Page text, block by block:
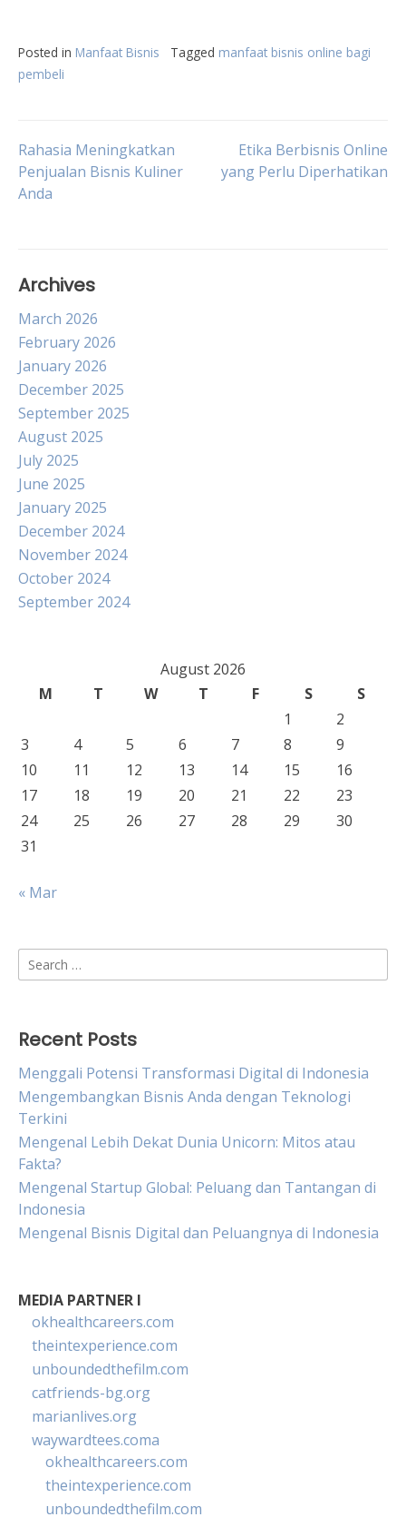
Posted in Manfaat Bisnis Tagged manfaat bisnis online bagi
pembeli
Post
navigation
Rahasia Meningkatkan
Penjualan Bisnis Kuliner
Anda
Etika Berbisnis Online
yang Perlu Diperhatikan
Archives
March 2026
February 2026
January 2026
December 2025
September 2025
August 2025
July 2025
June 2025
January 2025
December 2024
November 2024
October 2024
September 2024
August 2026
M
T W T F S
S
1
2
3
4 5 6 7 8
9
10
11 12 13 14 15
16
17
18 19 20 21 22
23
24
25 26 27 28 29
30
31
« Mar
Search
for:
Recent Posts
Menggali Potensi Transformasi Digital di Indonesia
Mengembangkan Bisnis Anda dengan Teknologi
Terkini
Mengenal Lebih Dekat Dunia Unicorn: Mitos atau
Fakta?
Mengenal Startup Global: Peluang dan Tantangan di
Indonesia
Mengenal Bisnis Digital dan Peluangnya di Indonesia
MEDIA PARTNER I
okhealthcareers.com
theintexperience.com
unboundedthefilm.com
catfriends-bg.org
marianlives.org
waywardtees.coma
okhealthcareers.com
theintexperience.com
unboundedthefilm.com